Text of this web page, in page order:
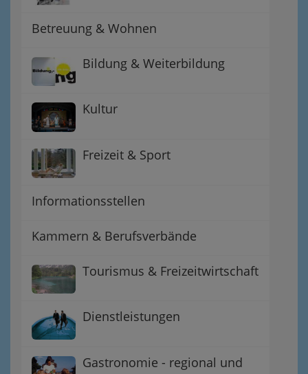
Betreuung & Wohnen
Bildung & Weiterbildung
Kultur
Freizeit & Sport
Informationsstellen
Kammern & Berufsverbände
Tourismus & Freizeitwirtschaft
Dienstleistungen
Gastronomie - regional und